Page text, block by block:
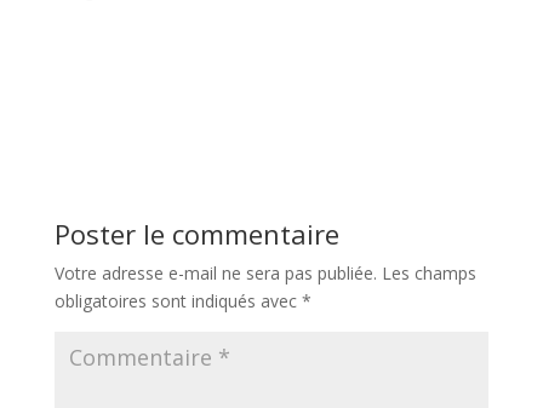
Poster le commentaire
Votre adresse e-mail ne sera pas publiée. Les champs
obligatoires sont indiqués avec *